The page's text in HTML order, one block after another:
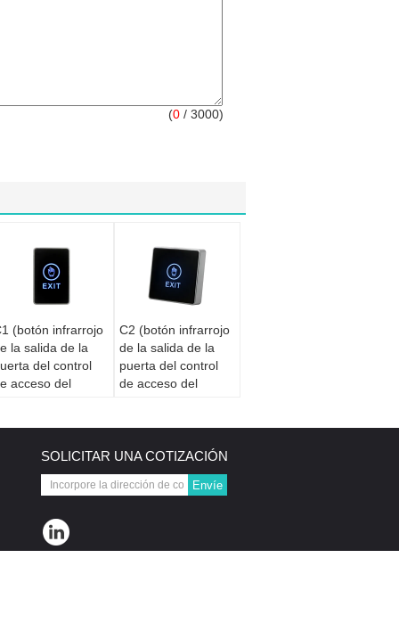
(0 / 3000)
(botón infrarrojo
la salida de la
del control
acceso del
salida del
C3 (blanco)
del negro
C2 (botón infrarrojo
de la salida de la
puerta del control
de acceso del
la salida del
sensor)/C4 (blanco)
Touchless del negro
SOLICITAR UNA COTIZACIÓN
Envíe